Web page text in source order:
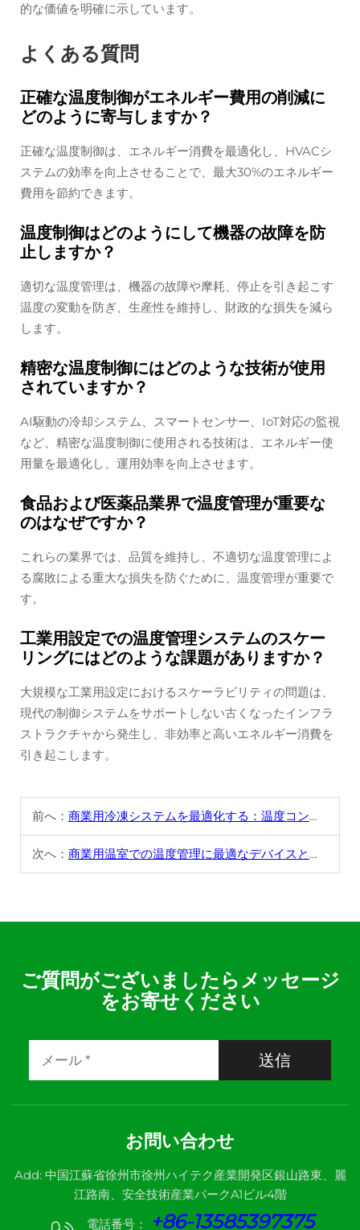
的な価値を明確に示しています。
よくある質問
正確な温度制御がエネルギー費用の削減に
どのように寄与しますか？
正確な温度制御は、エネルギー消費を最適化し、HVACシ
ステムの効率を向上させることで、最大30%のエネルギー
費用を節約できます。
温度制御はどのようにして機器の故障を防
止しますか？
適切な温度管理は、機器の故障や摩耗、停止を引き起こす
温度の変動を防ぎ、生産性を維持し、財政的な損失を減ら
します。
精密な温度制御にはどのような技術が使用
されていますか？
AI駆動の冷却システム、スマートセンサー、IoT対応の監視
など、精密な温度制御に使用される技術は、エネルギー使
用量を最適化し、運用効率を向上させます。
食品および医薬品業界で温度管理が重要な
のはなぜですか？
これらの業界では、品質を維持し、不適切な温度管理によ
る腐敗による重大な損失を防ぐために、温度管理が重要で
す。
工業用設定での温度管理システムのスケー
リングにはどのような課題がありますか？
大規模な工業用設定におけるスケーラビリティの問題は、
現代の制御システムをサポートしない古くなったインフラ
ストラクチャから発生し、非効率と高いエネルギー消費を
引き起こします。
前へ： 商業用冷凍システムを最適化する：温度コントローラーの理解
次へ： 商業用温室での温度管理に最適なデバイスとシステム
ご質問がございましたらメッセージ
をお寄せください
送信
お問い合わせ
Add: 中国江蘇省徐州市徐州ハイテク産業開発区銀山路東、麗
江路南、安全技術産業パークA1ビル4階
電話番号：
+86-13585397375